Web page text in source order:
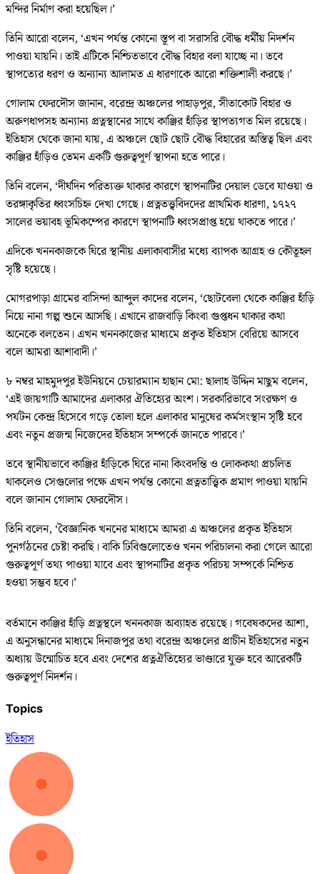
মন্দির নির্মাণ করা হয়েছিল।’
তিনি আরো বলেন, ‘এখন পর্যন্ত কোনো স্তূপ বা সরাসরি বৌদ্ধ ধর্মীয় নিদর্শন
পাওয়া যায়নি। তাই এটিকে নিশ্চিতভাবে বৌদ্ধ বিহার বলা যাচ্ছে না। তবে
স্থাপত্যের ধরণ ও অন্যান্য আলামত এ ধারণাকে আরো শক্তিশালী করছে।’
গোলাম ফেরদৌস জানান, বরেন্দ্র অঞ্চলের পাহাড়পুর, সীতাকোট বিহার ও
অরুণধাপসহ অন্যান্য প্রত্নস্থানের সাথে কাঞ্জির হাঁড়ির স্থাপত্যগত মিল রয়েছে।
ইতিহাস থেকে জানা যায়, এ অঞ্চলে ছোট ছোট বৌদ্ধ বিহারের অস্তিত্ব ছিল এবং
কাঞ্জির হাঁড়িও তেমন একটি গুরুত্বপূর্ণ স্থাপনা হতে পারে।
তিনি বলেন, ‘দীর্ঘদিন পরিত্যক্ত থাকার কারণে স্থাপনাটির দেয়াল ডেবে যাওয়া ও
তরঙ্গাকৃতির ধ্বংসচিহ্ন দেখা গেছে। প্রত্নতত্ত্ববিদদের প্রাথমিক ধারণা, ১৭২৭
সালের ভয়াবহ ভূমিকম্পের কারণে স্থাপনাটি ধ্বংসপ্রাপ্ত হয়ে থাকতে পারে।’
এদিকে খননকাজকে ঘিরে স্থানীয় এলাকাবাসীর মধ্যে ব্যাপক আগ্রহ ও কৌতূহল
সৃষ্টি হয়েছে।
মোগরপাড়া গ্রামের বাসিন্দা আব্দুল কাদের বলেন, ‘ছোটবেলা থেকে কাঞ্জির হাঁড়ি
নিয়ে নানা গল্প শুনে আসছি। এখানে রাজবাড়ি কিংবা গুপ্তধন থাকার কথা
অনেকে বলতেন। এখন খননকাজের মাধ্যমে প্রকৃত ইতিহাস বেরিয়ে আসবে
বলে আমরা আশাবাদী।’
৮ নম্বর মাহমুদপুর ইউনিয়নে চেয়ারম্যান হাছান মো: ছালাহ উদ্দিন মাছুম বলেন,
‘এই জায়গাটি আমাদের এলাকার ঐতিহ্যের অংশ। সরকারিভাবে সংরক্ষণ ও
পর্যটন কেন্দ্র হিসেবে গড়ে তোলা হলে এলাকার মানুষের কর্মসংস্থান সৃষ্টি হবে
এবং নতুন প্রজন্ম নিজেদের ইতিহাস সম্পর্কে জানতে পারবে।’
তবে স্থানীয়ভাবে কাঞ্জির হাঁড়িকে ঘিরে নানা কিংবদন্তি ও লোককথা প্রচলিত
থাকলেও সেগুলোর পক্ষে এখন পর্যন্ত কোনো প্রত্নতাত্ত্বিক প্রমাণ পাওয়া যায়নি
বলে জানান গোলাম ফেরদৌস।
তিনি বলেন, ‘বৈজ্ঞানিক খননের মাধ্যমে আমরা এ অঞ্চলের প্রকৃত ইতিহাস
পুনর্গঠনের চেষ্টা করছি। বাকি ঢিবিগুলোতেও খনন পরিচালনা করা গেলে আরো
গুরুত্বপূর্ণ তথ্য পাওয়া যাবে এবং স্থাপনাটির প্রকৃত পরিচয় সম্পর্কে নিশ্চিত
হওয়া সম্ভব হবে।’
বর্তমানে কাঞ্জির হাঁড়ি প্রত্নস্থলে খননকাজ অব্যাহত রয়েছে। গবেষকদের আশা,
এ অনুসন্ধানের মাধ্যমে দিনাজপুর তথা বরেন্দ্র অঞ্চলের প্রাচীন ইতিহাসের নতুন
অধ্যায় উন্মোচিত হবে এবং দেশের প্রত্নঐতিহ্যের ভাণ্ডারে যুক্ত হবে আরেকটি
গুরুত্বপূর্ণ নিদর্শন।
Topics
ইতিহাস